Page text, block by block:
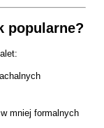
popularne?
mniej formalnych